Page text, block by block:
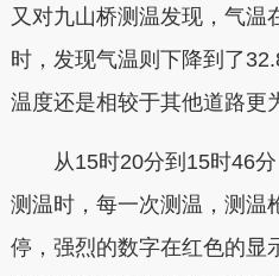
又对九山桥测温发现，气
时，发现气温则下降到了
温度还是相较于其他道路更
从15时20分到15时46分
测温时，每一次测温，测温
停，强烈的数字在红色的显